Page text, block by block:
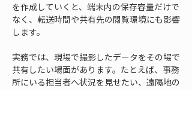
を作成していくと、端末内の保存容量だけで
なく、転送時間や共有先の閲覧環境にも影響
します。
実務では、現場で撮影したデータをその場で
共有したい場面があります。たとえば、事務
所にいる担当者へ状況を見せたい、遠隔地の